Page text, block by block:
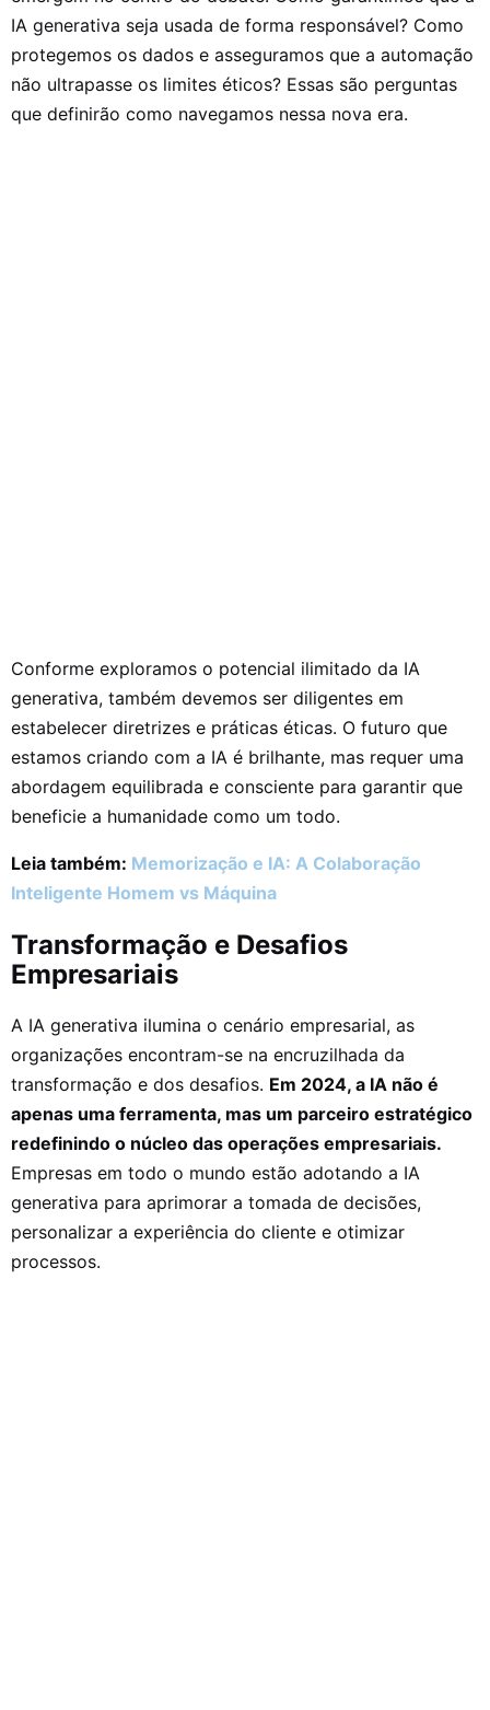
IA generativa seja usada de forma responsável? Como
protegemos os dados e asseguramos que a automação
não ultrapasse os limites éticos? Essas são perguntas
que definirão como navegamos nessa nova era.
Conforme exploramos o potencial ilimitado da IA
generativa, também devemos ser diligentes em
estabelecer diretrizes e práticas éticas. O futuro que
estamos criando com a IA é brilhante, mas requer uma
abordagem equilibrada e consciente para garantir que
beneficie a humanidade como um todo.
Leia também: Memorização e IA: A Colaboração
Inteligente Homem vs Máquina
Transformação e Desafios
Empresariais
A IA generativa ilumina o cenário empresarial, as
organizações encontram-se na encruzilhada da
transformação e dos desafios. Em 2024, a IA não é
apenas uma ferramenta, mas um parceiro estratégico
redefinindo o núcleo das operações empresariais.
Empresas em todo o mundo estão adotando a IA
generativa para aprimorar a tomada de decisões,
personalizar a experiência do cliente e otimizar
processos.